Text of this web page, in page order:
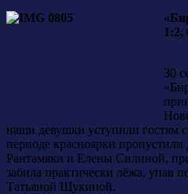
1:2,
30
наши девушки уступили гостям
периоде красноярки
Рантамяки и Елены Силиной,
забила практически лёжа, упав
Татьяной Щукиной.